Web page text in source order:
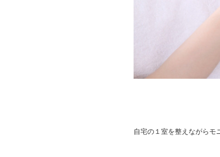
自宅の１室を整えながら